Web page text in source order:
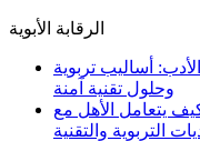
الرقابة الأبوية
أساليب تربوية
وحلول تقنية آمنة
يتعامل الأهل مع
التربوية والتقنية